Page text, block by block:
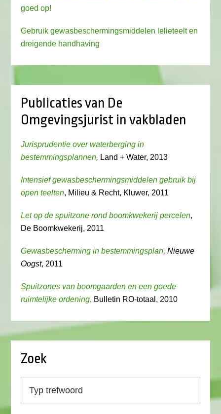
goed op!
Gebruik gewasbeschermingsmiddelen lelieteelt en
dreigende handhaving
Publicaties van De
Omgevingsjurist in vakbladen
Jurisprudentie over waterberging in
bestemmingsplannen, Land + Water, 2013
Intensief gewasbeschermingsmiddelen gebruik bij
open teelten, Milieu & Recht, Kluwer, 2011
Let op de spuitzone rond boomkwekerij percelen,
De Boomkwekerij, 2011
Gewasbescherming in bestemmingsplan, Nieuwe
Oogst, 2011
Spuitzones van boomgaarden en een goede
ruimtelijke ordening, Bulletin RO-totaal, 2010
Zoek